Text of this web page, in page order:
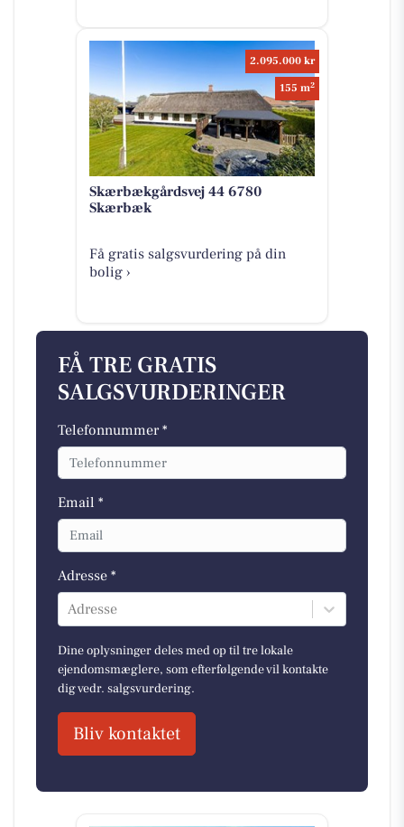
2.095.000 kr
155 m2
Skærbækgårdsvej 44 6780
Skærbæk
Få gratis salgsvurdering på din
bolig ›
FÅ TRE GRATIS
SALGSVURDERINGER
Telefonnummer *
Email *
Adresse *
Adresse
Dine oplysninger deles med op til tre lokale
ejendomsmæglere, som efterfølgende vil kontakte
dig vedr. salgsvurdering.
Bliv kontaktet